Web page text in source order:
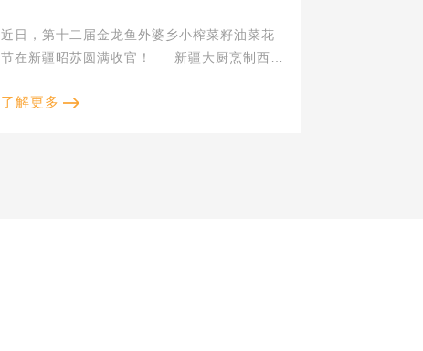
近日，第十二届金龙鱼外婆乡小榨菜籽油菜花
节在新疆昭苏圆满收官！ 新疆大厨烹制西域
了解更多